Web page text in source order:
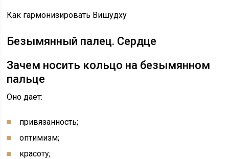
Как гармонизировать Вишудху
Безымянный палец. Сердце
Зачем носить кольцо на безымянном
пальце
Оно дает:
привязанность;
оптимизм;
красоту;